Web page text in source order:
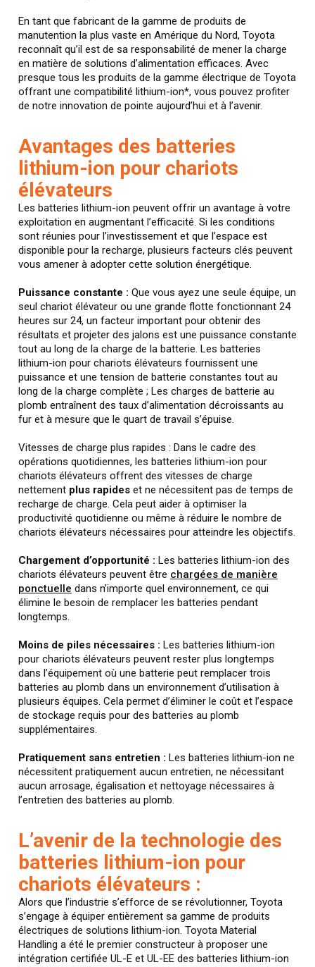
En tant que fabricant de la gamme de produits de
manutention la plus vaste en Amérique du Nord, Toyota
reconnaît qu’il est de sa responsabilité de mener la charge
en matière de solutions d’alimentation efficaces. Avec
presque tous les produits de la gamme électrique de Toyota
offrant une compatibilité lithium-ion*, vous pouvez profiter
de notre innovation de pointe aujourd’hui et à l’avenir.
Avantages des batteries
lithium-ion pour chariots
élévateurs
Les batteries lithium-ion peuvent offrir un avantage à votre
exploitation en augmentant l’efficacité. Si les conditions
sont réunies pour l’investissement et que l’espace est
disponible pour la recharge, plusieurs facteurs clés peuvent
vous amener à adopter cette solution énergétique.
Puissance constante : Que vous ayez une seule équipe, un
seul chariot élévateur ou une grande flotte fonctionnant 24
heures sur 24, un facteur important pour obtenir des
résultats et projeter des jalons est une puissance constante
tout au long de la charge de la batterie. Les batteries
lithium-ion pour chariots élévateurs fournissent une
puissance et une tension de batterie constantes tout au
long de la charge complète ; Les charges de batterie au
plomb entraînent des taux d’alimentation décroissants au
fur et à mesure que le quart de travail s’épuise.
Vitesses de charge plus rapides : Dans le cadre des
opérations quotidiennes, les batteries lithium-ion pour
chariots élévateurs offrent des vitesses de charge
nettement plus rapides et ne nécessitent pas de temps de
recharge de charge. Cela peut aider à optimiser la
productivité quotidienne ou même à réduire le nombre de
chariots élévateurs nécessaires pour atteindre les objectifs.
Chargement d’opportunité : Les batteries lithium-ion des
chariots élévateurs peuvent être chargées de manière
ponctuelle dans n’importe quel environnement, ce qui
élimine le besoin de remplacer les batteries pendant
longtemps.
Moins de piles nécessaires : Les batteries lithium-ion
pour chariots élévateurs peuvent rester plus longtemps
dans l’équipement où une batterie peut remplacer trois
batteries au plomb dans un environnement d’utilisation à
plusieurs équipes. Cela permet d’éliminer le coût et l’espace
de stockage requis pour des batteries au plomb
supplémentaires.
Pratiquement sans entretien : Les batteries lithium-ion ne
nécessitent pratiquement aucun entretien, ne nécessitant
aucun arrosage, égalisation et nettoyage nécessaires à
l’entretien des batteries au plomb.
L’avenir de la technologie des
batteries lithium-ion pour
chariots élévateurs :
Alors que l’industrie s’efforce de se révolutionner, Toyota
s’engage à équiper entièrement sa gamme de produits
électriques de solutions lithium-ion. Toyota Material
Handling a été le premier constructeur à proposer une
intégration certifiée UL-E et UL-EE des batteries lithium-ion